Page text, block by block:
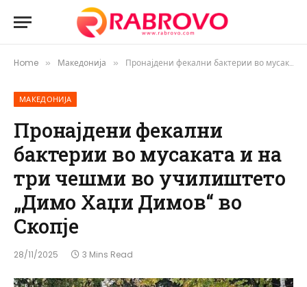
Home » Македонија » Пронајдени фекални бактерии во мусаката и на три чешми во училиштето „Димо Хаџи Димов“ во Скопје
МАКЕДОНИЈА
Пронајдени фекални
бактерии во мусаката и на
три чешми во училиштето
„Димо Хаџи Димов“ во
Скопје
28/11/2025 3 Mins Read